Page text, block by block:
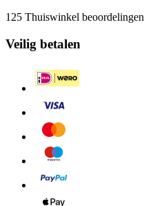
125 Thuiswinkel beoordelingen
Veilig betalen